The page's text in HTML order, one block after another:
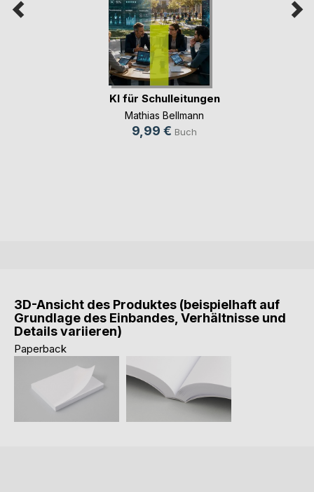
KI für Schulleitungen
Mathias Bellmann
9,99 € Buch
3D-Ansicht des Produktes (beispielhaft auf
Grundlage des Einbandes, Verhältnisse und
Details variieren)
Paperback